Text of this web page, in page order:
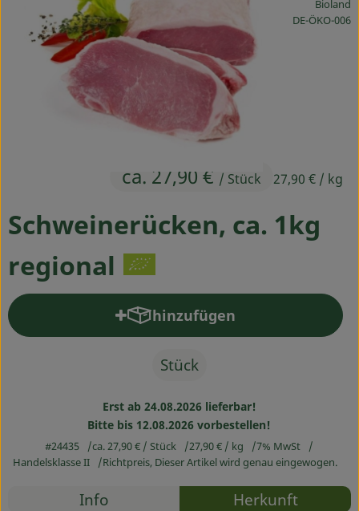
Ökokisten
Obst & Gemüse
Kühltheke
Drogerie
So geht's
Schweinerücken, ca. 1kg
regional
ca. 27,90 € / Stück 27,90 € / kg
Bioland
,DE-ÖKO-006
hinzufügen
Produkt zum Warenkorb
Stück
Erst ab 24.08.2026 lieferbar!
Bitte bis 12.08.2026 vorbestellen!
#24435 ca. 27,90 € / Stück 27,90 € / kg
7% MwSt
Handelsklasse II
Richtpreis, Dieser Artikel wird genau eingewogen.
Rezepte
Info Herkunft